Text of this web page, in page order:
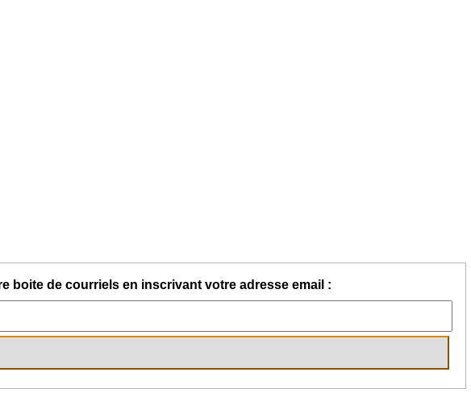
boite de courriels en inscrivant votre adresse email :